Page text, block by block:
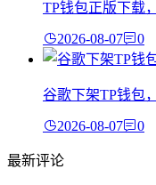
TP钱包正版下载
2026-08-07 0
谷歌下架TP钱包
2026-08-07 0
最新评论